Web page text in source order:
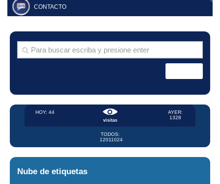
CONTACTO
visitas
HOY: 44
AYER:
1328
TODOS:
12011024
Nube de etiquetas